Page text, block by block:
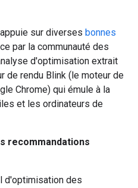
sur diverses bonnes
par la communauté des
d'optimisation extrait
de rendu Blink (le moteur de
Chrome) qui émule à la
et les ordinateurs de
recommandations
d'optimisation des